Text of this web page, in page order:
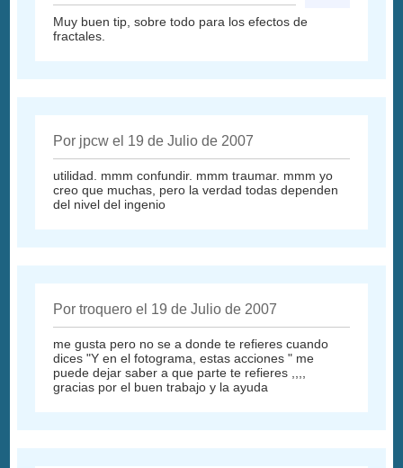
Muy buen tip, sobre todo para los efectos de
fractales.
Por jpcw el 19 de Julio de 2007
utilidad. mmm confundir. mmm traumar. mmm yo
creo que muchas, pero la verdad todas dependen
del nivel del ingenio
Por troquero el 19 de Julio de 2007
me gusta pero no se a donde te refieres cuando
dices "Y en el fotograma, estas acciones " me
puede dejar saber a que parte te refieres ,,,,
gracias por el buen trabajo y la ayuda